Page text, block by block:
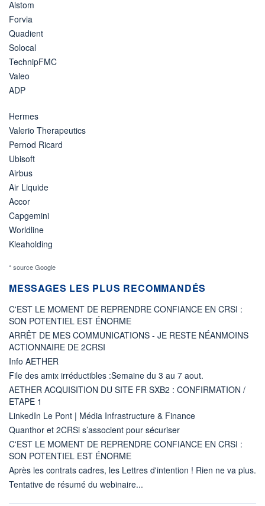
Alstom
Forvia
Quadient
Solocal
TechnipFMC
Valeo
ADP
Hermes
Valerio Therapeutics
Pernod Ricard
Ubisoft
Airbus
Air Liquide
Accor
Capgemini
Worldline
Kleaholding
* source Google
MESSAGES LES PLUS RECOMMANDÉS
C'EST LE MOMENT DE REPRENDRE CONFIANCE EN CRSI :
SON POTENTIEL EST ÉNORME
ARRÊT DE MES COMMUNICATIONS - JE RESTE NÉANMOINS
ACTIONNAIRE DE 2CRSI
Info AETHER
File des amix irréductibles :Semaine du 3 au 7 aout.
AETHER ACQUISITION DU SITE FR SXB2 : CONFIRMATION /
ETAPE 1
LinkedIn Le Pont | Média Infrastructure & Finance
Quanthor et 2CRSi s’associent pour sécuriser
C'EST LE MOMENT DE REPRENDRE CONFIANCE EN CRSI :
SON POTENTIEL EST ÉNORME
Après les contrats cadres, les Lettres d'intention ! Rien ne va plus.
Tentative de résumé du webinaire...